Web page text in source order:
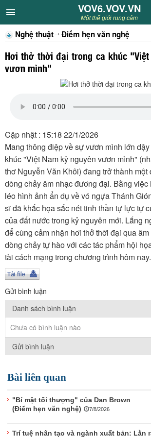
VOV6.VOV.VN
CHUYÊN MỤC
Khách VOV6
Sân khấu
Thiếu nhi
Kết nối VOV6
TÌM KIẾM
Vận hành bởi QI Corp
VOV6.VOV.VN
Một thế giới rung cảm
Nghệ thuật Điểm hẹn văn nghệ
Hơi thở thời đại trong ca khúc "Việt
vươn mình"
Cập nhật : 15:18 22/1/2026
Mang thông điệp về sự vươn mình lớn
khúc "Việt Nam kỷ nguyên vươn mình"
thơ Nguyễn Văn Khôi) đang trở thành một
dòng chảy âm nhạc đương đại. Bằng
léo hình ảnh ẩn dụ về vó ngựa Thánh
sĩ đã khắc họa sắc nét tinh thần tự lực tự
của đất nước trong kỷ nguyên mới. Lắng
để cùng cảm nhận hơi thở thời đại qua
dòng chảy tự hào với các tác phẩm hội
tài cách mạng trong chương trình hôm nay.
Gửi bình luận
Danh sách bình luận
Chưa có bình luận nào
Gửi bình luận
Bài liên quan
"Bí mật tối thượng" của Dan Brown
(Điểm hẹn văn nghệ)
7/8/2026
Trí tuệ nhân tạo và ngành xuất bản: Lằn